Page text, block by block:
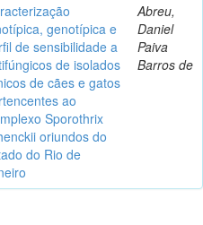
genotípica e
de sensibilidade a
de isolados
de cães e gatos
ao
Sporothrix
oriundos do
do Rio de
Abreu,
Daniel
Paiva
Barros de